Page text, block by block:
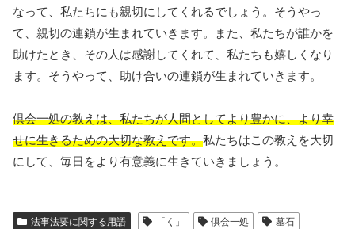
なって、私たちにも親切にしてくれるでしょう。そうやっ
て、親切の連鎖が生まれていきます。また、私たちが誰かを
助けたとき、その人は感謝してくれて、私たちも嬉しくなり
ます。そうやって、助け合いの連鎖が生まれていきます。
倶会一処の教えは、私たちが人間としてより豊かに、より幸
せに生きるための大切な教えです。私たちはこの教えを大切
にして、毎日をより有意義に生きていきましょう。
法事法要に関する用語 「く」 倶会一処
墓石